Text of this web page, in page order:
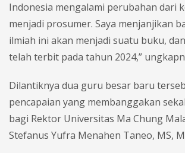
Indonesia mengalami perubahan dari
menjadi prosumer. Saya menjanjikan
ilmiah ini akan menjadi suatu buku,
telah terbit pada tahun 2024,”
Dilantiknya dua guru besar baru
pencapaian yang membanggakan
bagi Rektor Universitas Ma Chung
Stefanus Yufra Menahen Taneo, MS,